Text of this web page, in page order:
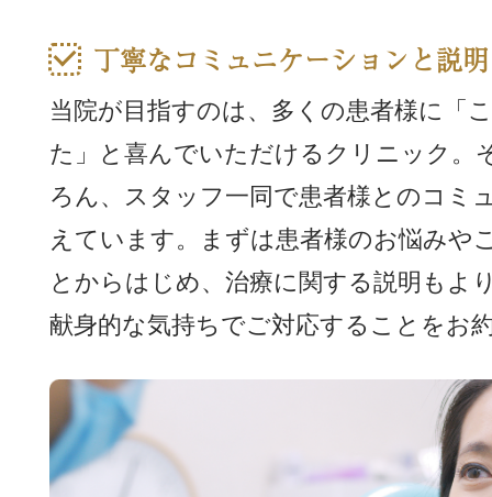
丁寧なコミュニケーションと説明
当院が目指すのは、多くの患者様に「
た」と喜んでいただけるクリニック。
ろん、スタッフ一同で患者様とのコミ
えています。まずは患者様のお悩みや
とからはじめ、治療に関する説明もよ
献身的な気持ちでご対応することをお